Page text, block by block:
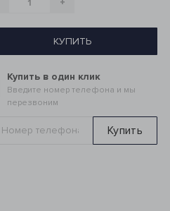
+
КУПИТЬ
Купить в один клик
Введите номер телефона и мы
перезвоним
Купить